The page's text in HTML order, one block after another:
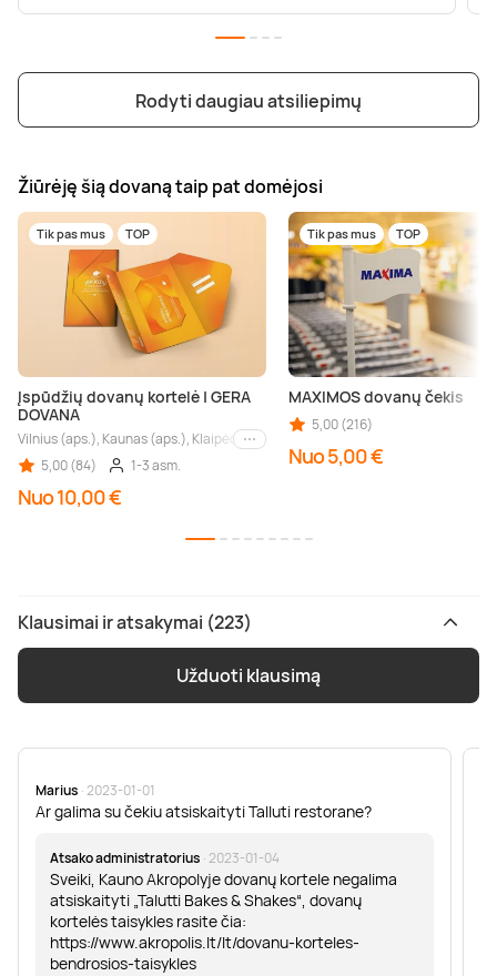
Rodyti daugiau atsiliepimų
Žiūrėję šią dovaną taip pat domėjosi
Tik pas mus TOP
Įspūdžių dovanų kortelė | GERA
DOVANA
Vilnius (aps.), Kaunas (aps.), Klaipėda (aps.), Palanga (aps.), Nida (aps.),
Kiti miestai
5,00 (84)
1-3 asm.
Nuo 10,00 €
Tik pas mus TOP
MAXIMOS dovanų čekis
5,00 (216)
Nuo 5,00 €
Klausimai ir atsakymai (223)
Užduoti klausimą
Marius · 2023-01-01
Ar galima su čekiu atsiskaityti Talluti restorane?
Atsako administratorius · 2023-01-04
Sveiki, Kauno Akropolyje dovanų kortele negalima
atsiskaityti „Talutti Bakes & Shakes“, dovanų
kortelės taisykles rasite čia:
https://www.akropolis.lt/lt/dovanu-korteles-
bendrosios-taisykles